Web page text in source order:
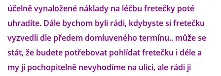
CHCI SI POŘÍDIT FRETKU
VÝCHOVA FRETKY
účelně vynaložené náklady na léčbu fretečky poté
uhradíte. Dále bychom byli rádi, kdybyste si fretečku
vyzvedli dle předem domluveného termínu.. může se
stát, že budete potřebovat pohlídat fretečku i déle a
my ji pochopitelně nevyhodíme na ulici, ale rádi ji